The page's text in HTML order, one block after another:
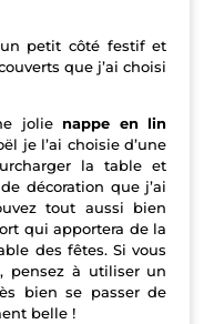
petit côté festif et
que j’ai choisi
jolie nappe en lin
je l’ai choisie d’une
la table et
décoration que j’ai
tout aussi bien
qui apportera de la
des fêtes. Si vous
pensez à utiliser un
bien se passer de
belle !